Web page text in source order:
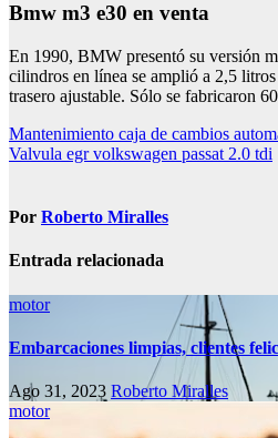
bmw m3 e30 en venta
En 1990, BMW presentó su versión
cilindros en línea se amplió a 2,5
trasero ajustable. Sólo se fabricaron
Navegación
de
Mantenimiento caja de cambios
Valvula egr volkswagen passat 2.0 tdi
Por Roberto Miralles
Entrada relacionada
motor
Embarcaciones limpias, clientes
Ago 31, 2023 Roberto Miralles
motor